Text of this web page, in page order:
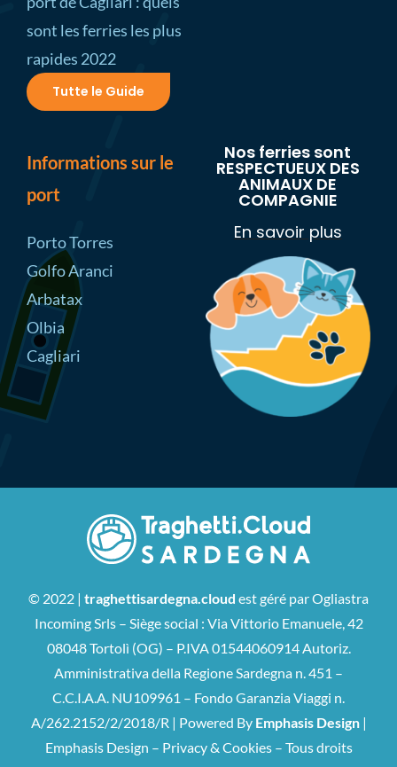
sont les ferries les plus
rapides 2022
Tutte le Guide
Informations sur le
port
Porto Torres
Golfo Aranci
Arbatax
Olbia
Cagliari
Nos ferries sont
RESPECTUEUX DES
ANIMAUX DE
COMPAGNIE
En savoir plus
© 2022 | traghettisardegna.cloud est géré par Ogliastra
Incoming Srls – Siège social : Via Vittorio Emanuele, 42
08048 Tortolì (OG) – P.IVA 01544060914 Autoriz.
Amministrativa della Regione Sardegna n. 451 –
C.C.I.A.A. NU109961 – Fondo Garanzia Viaggi n.
A/262.2152/2/2018/R | Powered By Emphasis Design|
EmphasisDesign – Privacy & Cookies– Tous droits